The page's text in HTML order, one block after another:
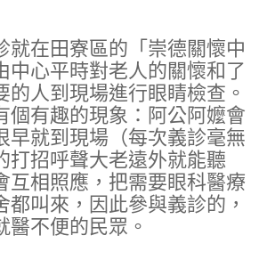
就在田寮區的「崇德關懷中
中心平時對老人的關懷和了
的人到現場進行眼睛檢查。
個有趣的現象：阿公阿嬤會
早就到現場（每次義診毫無
打招呼聲大老遠外就能聽
互相照應，把需要眼科醫療
都叫來，因此參與義診的，
醫不便的民眾。